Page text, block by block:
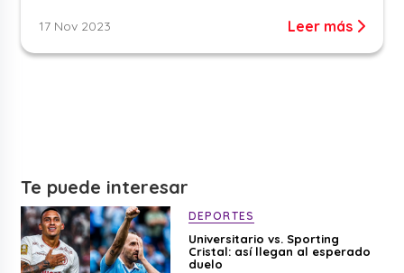
17 Nov 2023 Leer más
Te puede interesar
DEPORTES
Universitario vs. Sporting
Cristal: así llegan al esperado
duelo